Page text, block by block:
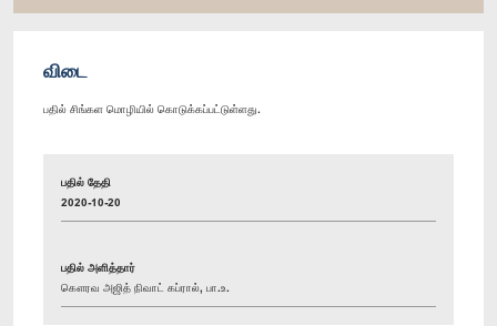
விடை
பதில் சிங்கள மொழியில் கொடுக்கப்பட்டுள்ளது.
பதில் தேதி
2020-10-20
பதில் அளித்தார்
கௌரவ அஜித் நிவாட் கப்ரால், பா.உ.